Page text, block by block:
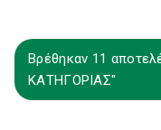
Βρέθηκαν 11
ΚΑΤΗΓΟΡΙΑΣ"